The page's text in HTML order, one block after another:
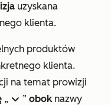
uzyskana
klienta.
produktów
klienta.
na temat prowizji
„ down ” obok nazwy